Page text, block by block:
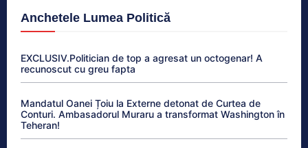
Anchetele Lumea Politică
EXCLUSIV.Politician de top a agresat un octogenar! A
recunoscut cu greu fapta
Mandatul Oanei Țoiu la Externe detonat de Curtea de
Conturi. Ambasadorul Muraru a transformat Washington în
Teheran!